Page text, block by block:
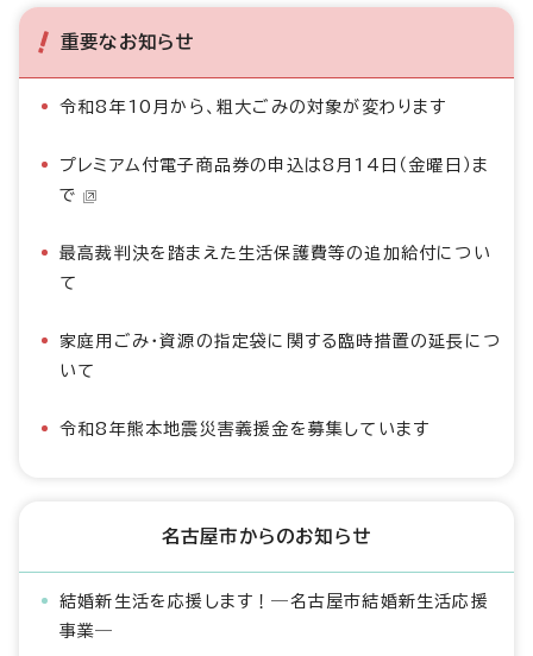
重要なお知らせ
令和8年10月から、粗大ごみの対象が変わります
プレミアム付電子商品券の申込は8月14日（金曜日）ま
で
最高裁判決を踏まえた生活保護費等の追加給付につい
て
家庭用ごみ・資源の指定袋に関する臨時措置の延長につ
いて
令和8年熊本地震災害義援金を募集しています
名古屋市からのお知らせ
結婚新生活を応援します！―名古屋市結婚新生活応援
事業―